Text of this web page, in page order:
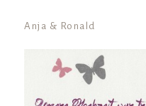
Anja & Ronald